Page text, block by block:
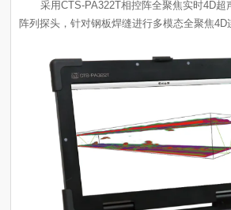
阵列探头，针对钢板焊缝进行多模态全聚焦4D